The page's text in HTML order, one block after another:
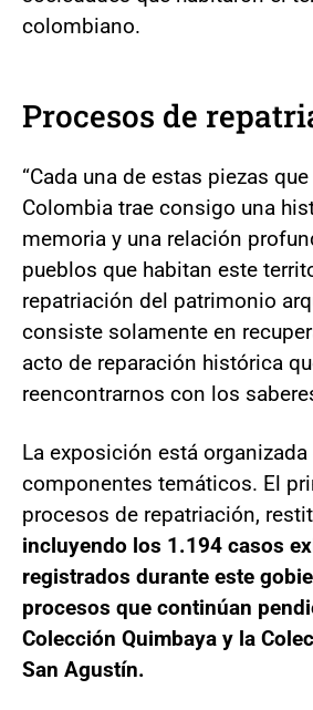
colombiano.
Procesos de
“Cada una de estas piezas
Colombia trae consigo una
memoria y una relación
pueblos que habitan este
repatriación del patrimonio
consiste solamente en
acto de reparación histórica
reencontrarnos con los
La exposición está organizada
componentes temáticos. El
procesos de repatriación,
incluyendo los 1.194 casos
registrados durante este
procesos que continúan
Colección Quimbaya y la
San Agustín.